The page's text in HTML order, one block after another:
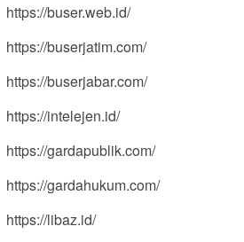
https://buser.web.id/
https://buserjatim.com/
https://buserjabar.com/
https://intelejen.id/
https://gardapublik.com/
https://gardahukum.com/
https://libaz.id/